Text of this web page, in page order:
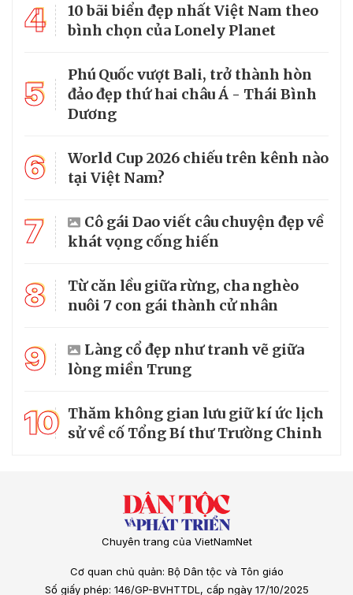
4
10 bãi biển đẹp nhất Việt Nam theo
bình chọn của Lonely Planet
5
Phú Quốc vượt Bali, trở thành hòn
đảo đẹp thứ hai châu Á - Thái Bình
Dương
6
World Cup 2026 chiếu trên kênh nào
tại Việt Nam?
7
Cô gái Dao viết câu chuyện đẹp về
khát vọng cống hiến
8
Từ căn lều giữa rừng, cha nghèo
nuôi 7 con gái thành cử nhân
9
Làng cổ đẹp như tranh vẽ giữa
lòng miền Trung
10 Thăm không gian lưu giữ kí ức lịch
sử về cố Tổng Bí thư Trường Chinh
Chuyên trang của VietNamNet
Cơ quan chủ quản: Bộ Dân tộc và Tôn giáo
Số giấy phép: 146/GP-BVHTTDL, cấp ngày 17/10/2025